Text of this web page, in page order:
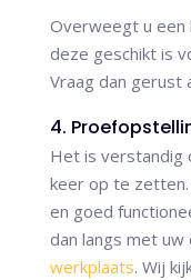
Overweegt u
deze geschikt is
Vraag dan gerust
4.
Het is verstandig
keer op te
en goed
dan langs met
werkplaats. Wij